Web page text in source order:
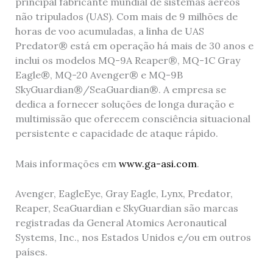
não tripulados (UAS). Com mais de 9 milhões de
horas de voo acumuladas, a linha de UAS
Predator® está em operação há mais de 30 anos e
inclui os modelos MQ-9A Reaper®, MQ-1C Gray
Eagle®, MQ-20 Avenger® e MQ-9B
SkyGuardian®/SeaGuardian®. A empresa se
dedica a fornecer soluções de longa duração e
multimissão que oferecem consciência situacional
persistente e capacidade de ataque rápido.
Mais informações em www.ga-asi.com.
Avenger, EagleEye, Gray Eagle, Lynx, Predator,
Reaper, SeaGuardian e SkyGuardian são marcas
registradas da General Atomics Aeronautical
Systems, Inc., nos Estados Unidos e/ou em outros
países.